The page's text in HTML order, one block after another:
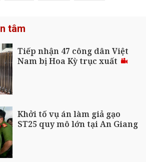
tâm
Tiếp nhận 47 công dân Việt
Nam bị Hoa Kỳ trục xuất
Khởi tố vụ án làm giả gạo
ST25 quy mô lớn tại An Giang